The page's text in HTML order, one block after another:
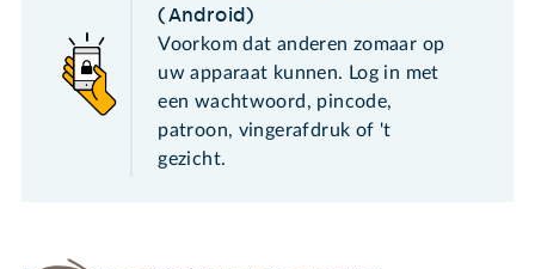
(Android)
Voorkom dat anderen zomaar op
uw apparaat kunnen. Log in met
een wachtwoord, pincode,
patroon, vingerafdruk of 't
gezicht.